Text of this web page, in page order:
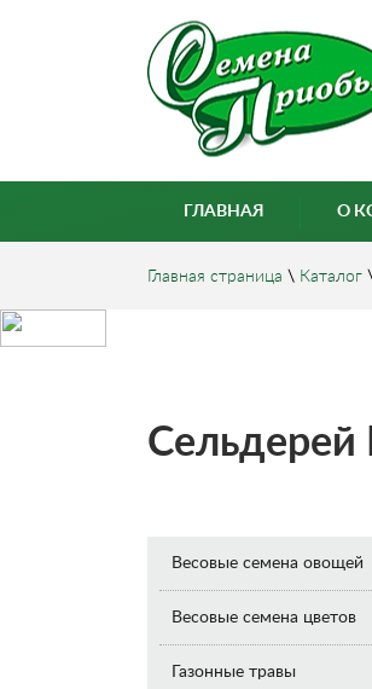
ГЛАВНАЯ О
Главная страница \ Каталог
Сельдерей
Весовые семена овощей
Весовые семена цветов
Газонные травы